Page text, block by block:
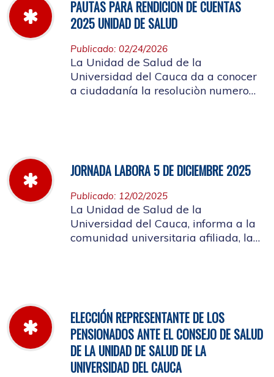
PAUTAS PARA RENDICION DE CUENTAS
2025 UNIDAD DE SALUD
Publicado: 02/24/2026
La Unidad de Salud de la
Universidad del Cauca da a conocer
a ciudadanía la resoluciòn numero
JORNADA LABORA 5 DE DICIEMBRE 2025
Publicado: 12/02/2025
La Unidad de Salud de la
Universidad del Cauca, informa a la
comunidad universitaria afiliada, la
ELECCIÓN REPRESENTANTE DE LOS
PENSIONADOS ANTE EL CONSEJO DE SALUD
DE LA UNIDAD DE SALUD DE LA
UNIVERSIDAD DEL CAUCA